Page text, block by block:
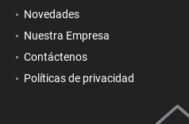
Novedades
Nuestra Empresa
Contáctenos
Políticas de privacidad